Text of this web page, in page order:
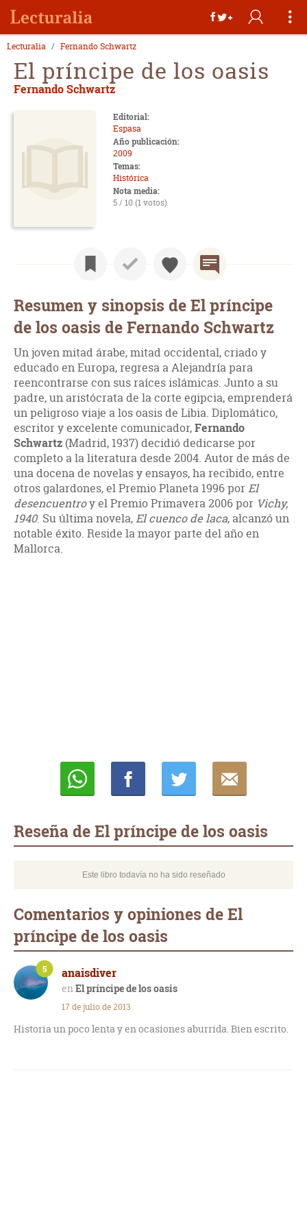
Lecturalia Fernando Schwartz
El príncipe de los oasis
Fernando Schwartz
Editorial:
Espasa
Año publicación:
2009
Temas:
Histórica
Nota media:
5 / 10 (1 votos)
Resumen y sinopsis de El príncipe
de los oasis de Fernando Schwartz
Un joven mitad árabe, mitad occidental, criado y
educado en Europa, regresa a Alejandría para
reencontrarse con sus raíces islámicas. Junto a su
padre, un aristócrata de la corte egipcia, emprenderá
un peligroso viaje a los oasis de Libia. Diplomático,
escritor y excelente comunicador,Fernando
Schwartz (Madrid, 1937) decidió dedicarse por
completo a la literatura desde 2004. Autor de más de
una docena de novelas y ensayos, ha recibido, entre
otros galardones, el Premio Planeta 1996 por El
desencuentroy el Premio Primavera 2006 por Vichy,
1940. Su última novela,El cuenco de laca, alcanzó un
notable éxito. Reside la mayor parte del año en
Mallorca.
Reseña de El príncipe de los oasis
Este libro todavía no ha sido reseñado
Comentarios y opiniones de El
príncipe de los oasis
anaisdiver
El príncipe de los oasis
5
17 de julio de 2013
Historia un poco lenta y en ocasiones aburrida. Bien escrito.